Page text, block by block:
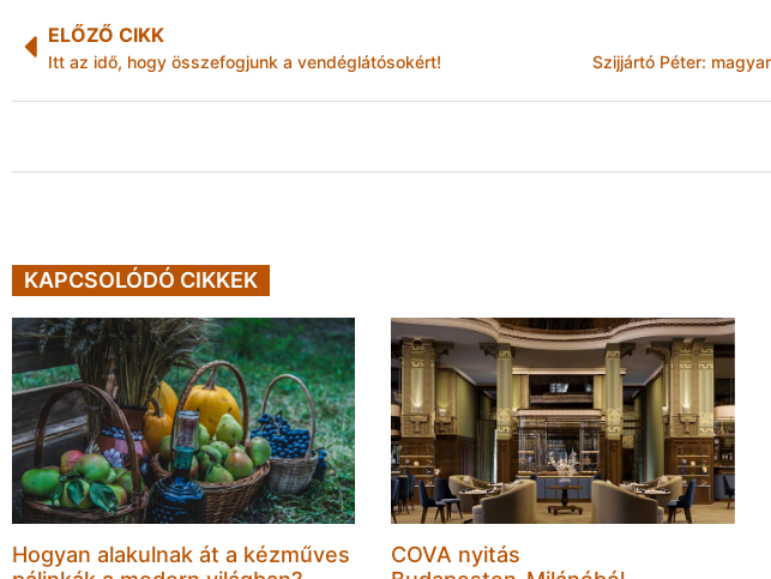
ELŐZŐ CIKK
Itt az idő, hogy összefogjunk a vendéglátósokért!
KAPCSOLÓDÓ CIKKEK
Hogyan alakulnak át a kézműves
COVA nyitás